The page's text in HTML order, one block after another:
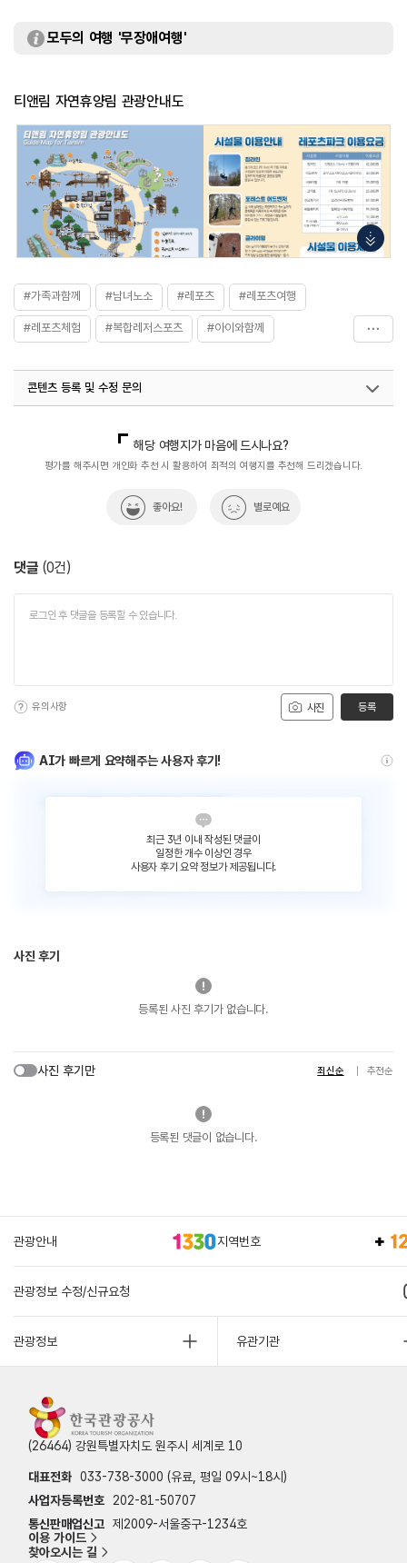
모두의 여행 '무장애여행'
티앤림 자연휴양림 관광안내도
#가족과함께 #남녀노소 #레포츠 #레포츠여행
#레포츠체험 #복합레저스포츠 #아이와함께
#휴식하기좋은곳
콘텐츠 등록 및 수정 문의
해당 여행지가 마음에 드시나요?
평가를 해주시면 개인화 추천 시 활용하여 최적의 여행지를 추천해 드리겠습니다.
좋아요! 별로예요
댓글 (0건)
사진
유의사항 등록
AI가 빠르게 요약해주는 사용자 후기!
최근 3년 이내 작성된 댓글이
일정한 개수 이상인 경우
사용자 후기 요약 정보가 제공됩니다.
사진 후기
등록된 사진 후기가 없습니다.
사진 후기만 최신순 추천순
등록된 댓글이 없습니다.
관광안내 지역번호
관광정보 수정/신규요청
관광정보 유관기관
(26464) 강원특별자치도 원주시 세계로 10
대표전화 033-738-3000 (유료, 평일 09시~18시)
사업자등록번호
202-81-50707
통신판매업신고 제2009-서울중구-1234호
이용 가이드
찾아오시는 길